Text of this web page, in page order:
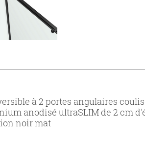
à 2 portes angulaires
anodisé ultraSLIM de 2 cm
noir mat